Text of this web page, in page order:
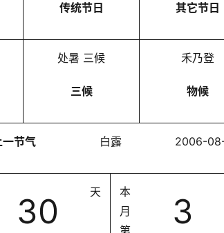
传统节日 其它节日
处暑 三候
三候
禾乃登
物候
一节气 白露 2006-
30 天
本
月
第
3